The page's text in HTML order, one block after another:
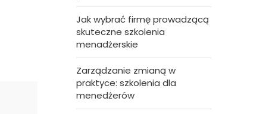
Jak wybrać firmę prowadzącą
skuteczne szkolenia
menadżerskie
Zarządzanie zmianą w
praktyce: szkolenia dla
menedżerów